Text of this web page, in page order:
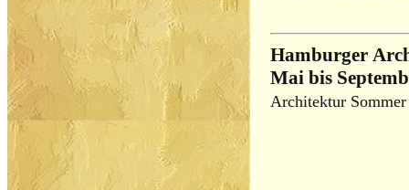
Hamburger
Mai bis
Architektur